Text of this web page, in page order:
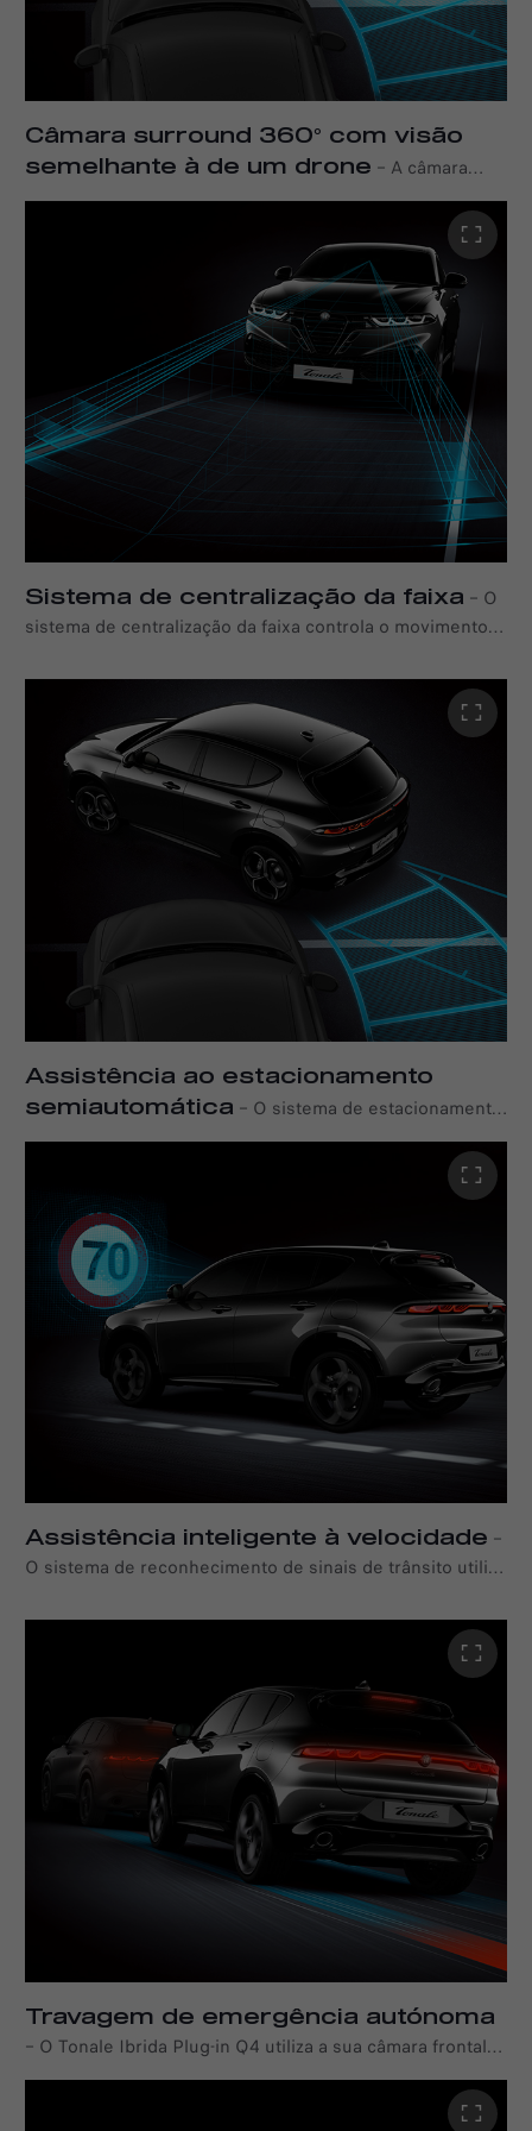
Câmara surround 360° com visão
semelhante à de um drone – A câmara
surround de 360° oferece uma visão panorâmica dos
arredores do carro, exibida no ecrã tátil digital de 10,25
polegadas com linhas de grelha dinâmicas. Este sistema
possui quatro câmaras de alta definição posicionadas na
grelha dianteira, espelhos exteriores e porta traseira
para facilitar o estacionamento e manobras em espaços
Sistema de centralização da faixa – O
sistema de centralização da faixa controla o movimento
a manter o veículo no centro da faixa, mesmo em
condições de tráfego intenso.
Assistência ao estacionamento
semiautomática – O sistema de estacionamento
automatiza as funções de estacionamento: identifica
lugares de estacionamento com dimensões adequadas e
conduz o veículo durante o processo de estacionamento,
enquanto o condutor controla a velocidade do veículo
através do acelerador e do travão. O sistema funciona
tanto em manobras de estacionamento paralelas como
perpendiculares, além de ajudar o condutor a sair do
lugar de estacionamento.
Assistência inteligente à velocidade –
O sistema de reconhecimento de sinais de trânsito utiliza
indicando-os no ecrã para informar o condutor do limite
de velocidade atual. Quando combinado com o controlo
de cruzeiro adaptativo, o assistente de velocidade
inteligente sugere a redução da velocidade para o limite
detetado. Se o condutor aceitar, as definições de
controlo de velocidade são ajustadas automaticamente.
Travagem de emergência autónoma
– O Tonale Ibrida Plug-in Q4 utiliza a sua câmara frontal
para alertar visual e auditivamente o condutor sobre um
veículo parado, peões ou ciclistas à frente. Se o condutor